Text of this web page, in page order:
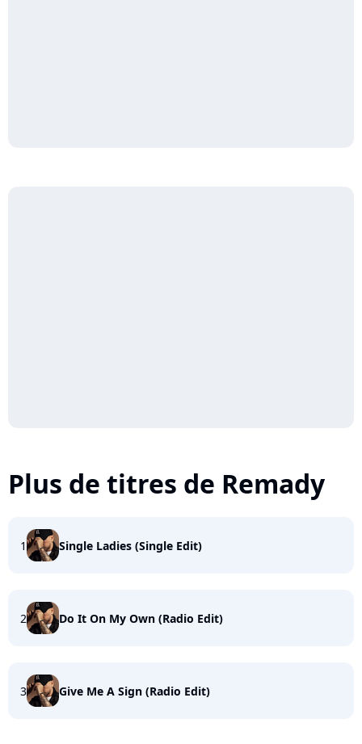
Plus de titres de Remady
1 Single Ladies (Single Edit)
2 Do It On My Own (Radio Edit)
3 Give Me A Sign (Radio Edit)